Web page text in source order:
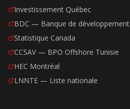
Investissement Québec
BDC — Banque de développement
Statistique Canada
CCSAV — BPO Offshore Tunisie
HEC Montréal
LNNTE — Liste nationale